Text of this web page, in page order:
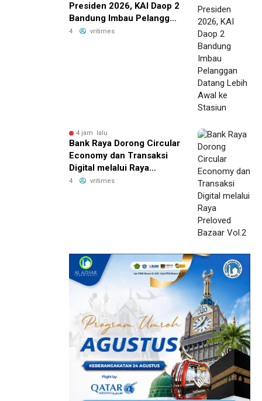
Presiden 2026, KAI Daop 2
Bandung Imbau Pelanggan
Datang Lebih Awal ke
4 vritimes
4 jam lalu
Bank Raya Dorong Circular
Economy dan Transaksi
Digital melalui Raya
Preloved Bazaar Vol.2
4 vritimes